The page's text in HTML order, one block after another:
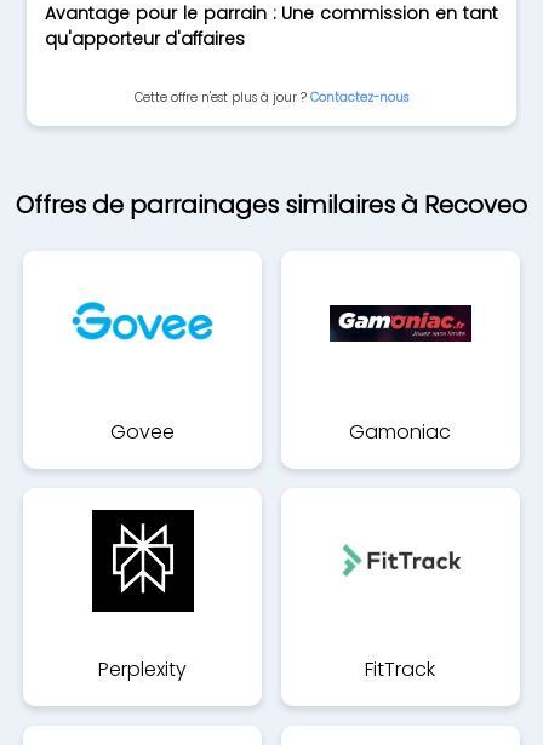
Avantage pour le parrain : Une commission en tant
qu'apporteur d'affaires
Cette offre n'est plus à jour ? Contactez-nous
Offres de parrainages similaires à Recoveo
Govee Gamoniac
Perplexity FitTrack